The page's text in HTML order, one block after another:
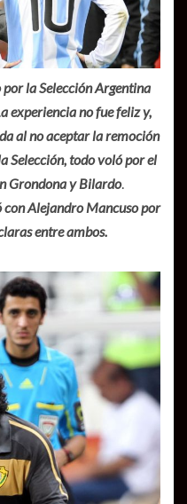
la Selección Argentina
experiencia no fue feliz y,
al no aceptar la remoción
Selección, todo voló por el
Grondona y Bilardo.
Alejandro Mancuso por
entre ambos.